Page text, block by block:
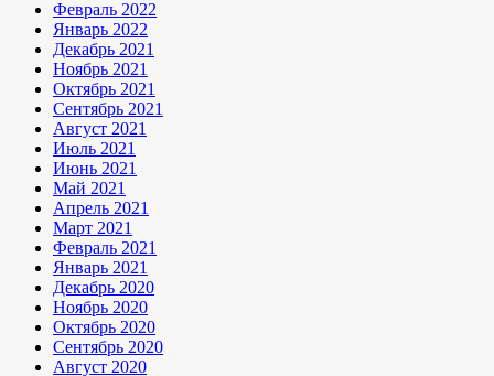
Февраль 2022
Январь 2022
Декабрь 2021
Ноябрь 2021
Октябрь 2021
Сентябрь 2021
Август 2021
Июль 2021
Июнь 2021
Май 2021
Апрель 2021
Март 2021
Февраль 2021
Январь 2021
Декабрь 2020
Ноябрь 2020
Октябрь 2020
Сентябрь 2020
Август 2020